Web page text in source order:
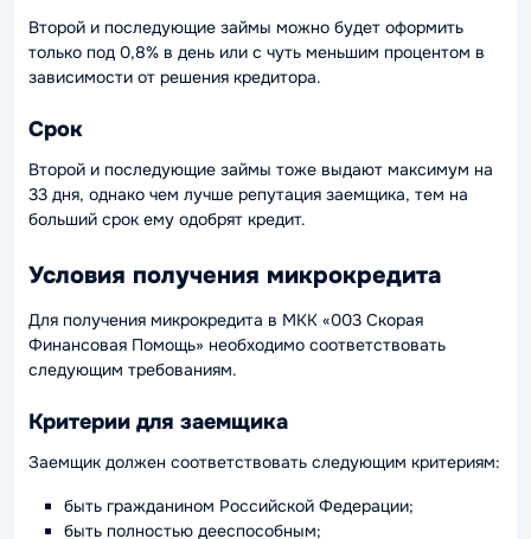
Второй и последующие займы можно будет оформить
только под 0,8% в день или с чуть меньшим процентом в
зависимости от решения кредитора.
Срок
Второй и последующие займы тоже выдают максимум на
33 дня, однако чем лучше репутация заемщика, тем на
больший срок ему одобрят кредит.
Условия получения микрокредита
Для получения микрокредита в МКК «003 Скорая
Финансовая Помощь» необходимо соответствовать
следующим требованиям.
Критерии для заемщика
Заемщик должен соответствовать следующим критериям:
быть гражданином Российской Федерации;
быть полностью дееспособным;